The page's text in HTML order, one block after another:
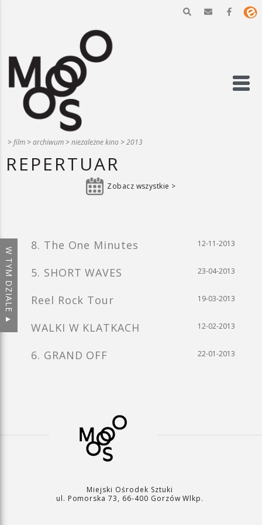
>film >archiwum >niezależne kino >2013
REPERTUAR
Zobacz wszystkie >
8. The One Minutes 12-11-2013
5. SHORT WAVES 23-04-2013
Reel Rock Tour 19-03-2013
WALKI W KLATKACH 12-02-2013
6. GRAND OFF 22-01-2013
Miejski Ośrodek Sztuki
ul. Pomorska 73, 66-400 Gorzów Wlkp.